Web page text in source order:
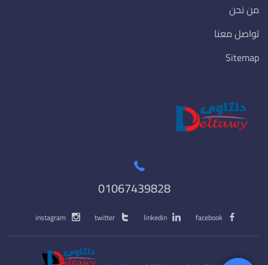
من نحن
تواصل معنا
Sitemap
01067439828
facebook
linkedin
twitter
instagram